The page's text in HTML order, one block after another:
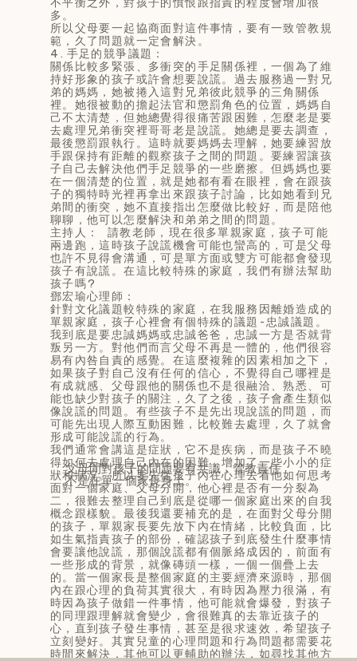
多。
所以父母要一起協商面對這件事情，要有一致管教規
範，久了問題就一定會解決。
4.手足的競爭議題：
關係比較多緊張、多衝突的手足關係裡，一個為了維
持好形象的孩子或許會想要說謊。過去服務過一對兄
弟的媽媽，她被捲入這對兄弟彼此競爭的三角關係
裡。她很被動的擔起法官和懲罰角色的位置，媽媽自
己不太清楚，但她總覺得很痛苦跟困難，怎麼老是要
去處理兄弟衝突裡哥哥老是說謊。她總是要去調查，
最後懲罰跟執行。這時就要媽媽去理解，她要練習放
手跟保持有距離的觀察孩子之間的問題。要練習讓孩
子自己去解決他們手足競爭的一些磨擦。但媽媽也要
在一個清楚的位置，就是她都有看在眼裡，會在跟孩
子的獨特時光裡再拿出來跟孩子討論，比如她看到兄
弟間的衝突，她不直接指出怎麼做比較好，而是陪他
聊聊，他可以怎麼解決和弟弟之間的問題。
主持人： 請教老師，現在很多單親家庭，孩子可能
兩邊跑，這時孩子說謊機會可能也蠻高的，可是父母
也許不見得會溝通，可是單方面或雙方可能都會發現
孩子有說謊。在這比較特殊的家庭，我們有辦法幫助
孩子嗎?
鄧宏瑜心理師：
針對文化議題較特殊的家庭，在我服務因離婚造成的
單親家庭，孩子心裡會有個特殊的議題-忠誠議題。
我到底是要忠誠媽媽或忠誠爸爸，忠誠一方是否就背
叛另一方。對他們而言父母不再是一體的，他們很容
易有內咎自責的感覺。在這麼複雜的因素相加之下，
如果孩子對自己沒有任何的信心，不覺得自己哪裡是
有成就感、父母跟他的關係也不是很融洽、熟悉、可
能也缺少對孩子的關注，久了之後，孩子會產生類似
像說謊的問題。有些孩子不是先出現說謊的問題，而
可能先出現人際互動困難，比較難去處理，久了就會
形成可能說謊的行為。
我們通常會講這是症狀，它不是疾病，而是孩子不曉
得如何去處理自己內在的困難，增加了一些小小的症
狀和狀況。所以要先從孩子內在心理去看他如何思考
面對一個家庭、父母分開，他心裡是否有一分裂為
二，很難去整理自己到底是從哪一個家庭出來的自我
概念跟樣貌。最後我還要補充的是，在面對父母分開
的孩子，單親家長要先放下內在情緒，比較負面，比
如生氣指責孩子的部份，確認孩子到底發生什麼事情
會要讓他說謊，那個說謊都有個脈絡成因的，前面有
一些形成的背景，就像磚頭一樣，一個一個疊上去
的。當一個家長是整個家庭的主要經濟來源時，那個
內在跟心理的負荷其實很大，有時因為壓力很滿，有
時因為孩子做錯一件事情，他可能就會爆發，對孩子
的同理跟理解就會變少，會很難真的去靠近孩子的
心，直到孩子發生事情，甚至是很求速效，希望孩子
立刻變好。其實兒童的心理問題和行為問題都需要花
時間來解決，其他可以更輔助的辦法，如尋找其他方
父母間對孩子的問題要有共識，管教責任
不是在單一個家長身上。